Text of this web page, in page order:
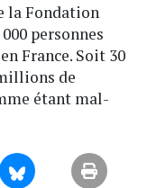
la Fondation
personnes
France. Soit 30
de
étant mal-